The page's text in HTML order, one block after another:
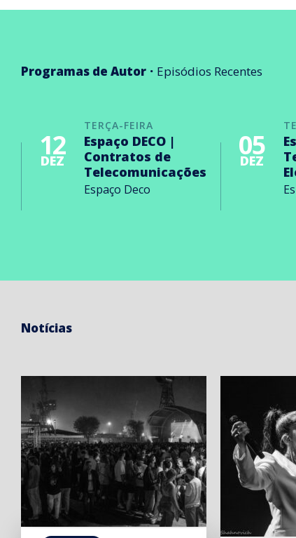
Programas de Autor Episódios Recentes
TERÇA-FEIRA
12
DEZ
Espaço DECO |
Contratos de
Telecomunicações
Espaço Deco
05
DEZ
Notícias